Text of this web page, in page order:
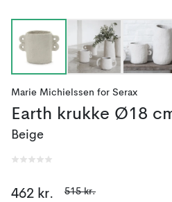
Marie Michielssen for Serax
Earth krukke Ø18
Beige
462 kr. 515 kr.